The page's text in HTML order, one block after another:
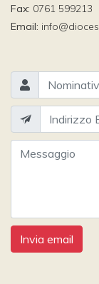
Fax: 0761 599213
Email:
Invia email